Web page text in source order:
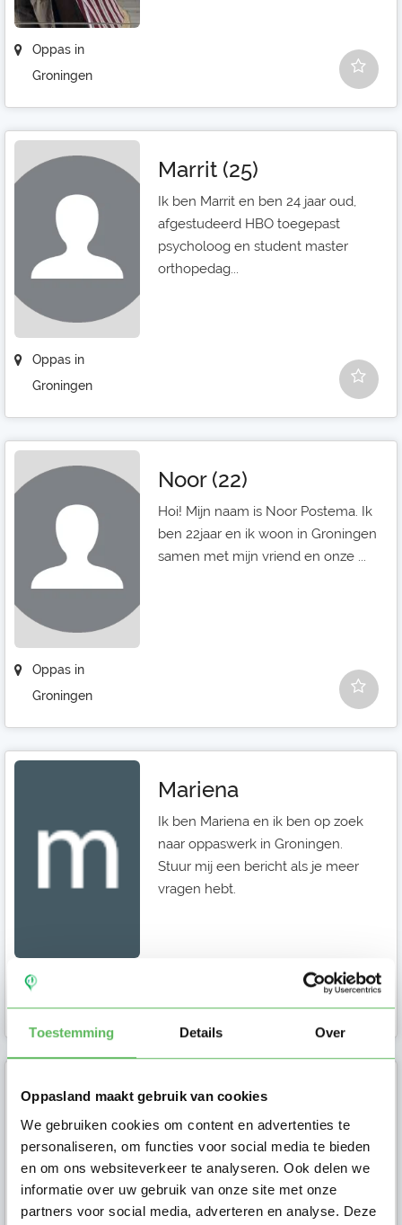
Toestemming Details Over
Oppasland maakt gebruik van cookies
We gebruiken cookies om content en advertenties te
personaliseren, om functies voor social media te bieden
en om ons websiteverkeer te analyseren. Ook delen we
informatie over uw gebruik van onze site met onze
partners voor social media, adverteren en analyse. Deze
Oppas in
Groningen
Oppas in
Groningen
Marrit (25)
Ik ben Marrit en ben 24 jaar oud,
afgestudeerd HBO toegepast
psycholoog en student master
orthopedag...
Oppas in
Groningen
Noor (22)
Hoi! Mijn naam is Noor Postema. Ik
ben 22jaar en ik woon in Groningen
samen met mijn vriend en onze ...
Oppas in
Groningen
Mariena
Ik ben Mariena en ik ben op zoek
naar oppaswerk in Groningen.
Stuur mij een bericht als je meer
vragen hebt.
Gijs (22)
Ik ben Gijs, 21 jaar oud en woon in
Groningen. Ik ga dit jaar
tandheelkunde studeren. Tennis
vind ik...